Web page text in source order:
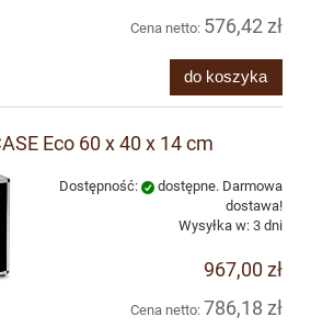
Cena netto: 576,42 zł
do koszyka
Eco 60 x 40 x 14 cm
Dostępność:
dostępne. Darmowa
dostawa!
Wysyłka w: 3 dni
967,00 zł
Cena netto: 786,18 zł